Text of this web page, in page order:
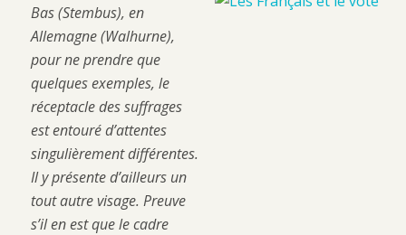
Bas (Stembus), en
Allemagne (Walhurne),
pour ne prendre que
quelques exemples, le
réceptacle des suffrages
est entouré d’attentes
singulièrement différentes.
Il y présente d’ailleurs un
tout autre visage. Preuve
s’il en est que le cadre